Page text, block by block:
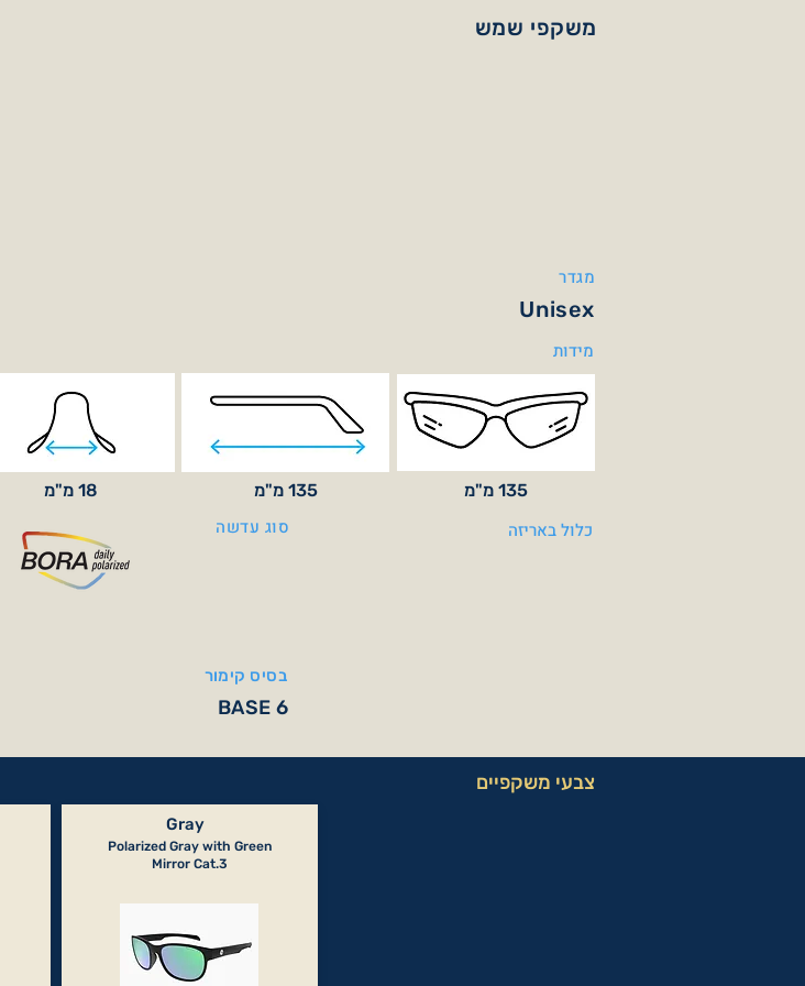
משקפי שמש
מגדר
Unisex
מידות
18 מ"מ 135 מ"מ 135 מ"מ
סוג עדשה כלול באריזה
בסיס קימור
BASE 6
צבעי משקפיים
Gray
Polarized Gray with Green
Mirror Cat.3